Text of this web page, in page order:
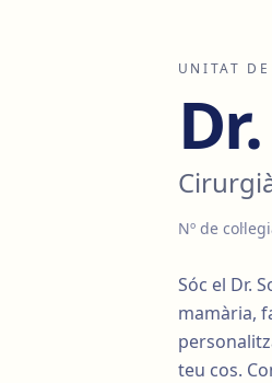
UNITAT
Nº de
Sóc el Dr.
mamària,
teu cos.